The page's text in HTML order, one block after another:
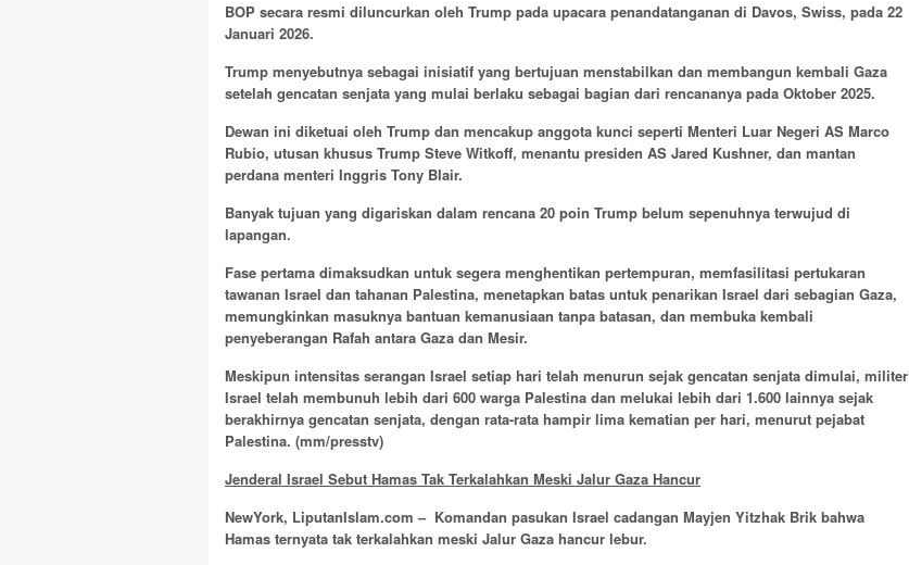
BOP secara resmi diluncurkan oleh Trump pada upacara penandatanganan di Davos, Swiss, pada 22
Januari 2026.
Trump menyebutnya sebagai inisiatif yang bertujuan menstabilkan dan membangun kembali Gaza
setelah gencatan senjata yang mulai berlaku sebagai bagian dari rencananya pada Oktober 2025.
Dewan ini diketuai oleh Trump dan mencakup anggota kunci seperti Menteri Luar Negeri AS Marco
Rubio, utusan khusus Trump Steve Witkoff, menantu presiden AS Jared Kushner, dan mantan
perdana menteri Inggris Tony Blair.
Banyak tujuan yang digariskan dalam rencana 20 poin Trump belum sepenuhnya terwujud di
lapangan.
Fase pertama dimaksudkan untuk segera menghentikan pertempuran, memfasilitasi pertukaran
tawanan Israel dan tahanan Palestina, menetapkan batas untuk penarikan Israel dari sebagian Gaza,
memungkinkan masuknya bantuan kemanusiaan tanpa batasan, dan membuka kembali
penyeberangan Rafah antara Gaza dan Mesir.
Meskipun intensitas serangan Israel setiap hari telah menurun sejak gencatan senjata dimulai, militer
Israel telah membunuh lebih dari 600 warga Palestina dan melukai lebih dari 1.600 lainnya sejak
berakhirnya gencatan senjata, dengan rata-rata hampir lima kematian per hari, menurut pejabat
Palestina. (mm/presstv)
Jenderal Israel Sebut Hamas Tak Terkalahkan Meski Jalur Gaza Hancur
NewYork, LiputanIslam.com – Komandan pasukan Israel cadangan Mayjen Yitzhak Brik bahwa
Hamas ternyata tak terkalahkan meski Jalur Gaza hancur lebur.